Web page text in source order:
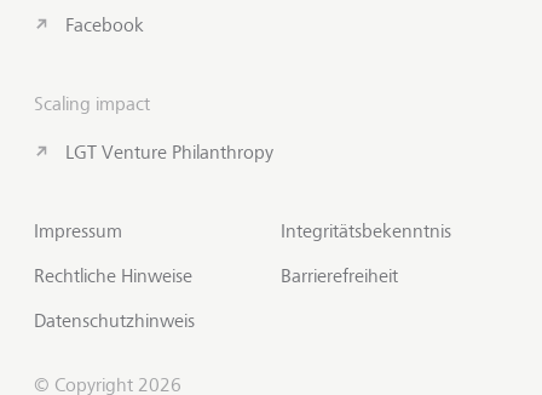
Facebook
Scaling impact
LGT Venture Philanthropy
Impressum
Rechtliche Hinweise
Datenschutzhinweis
Integritätsbekenntnis
Barrierefreiheit
© Copyright 2026